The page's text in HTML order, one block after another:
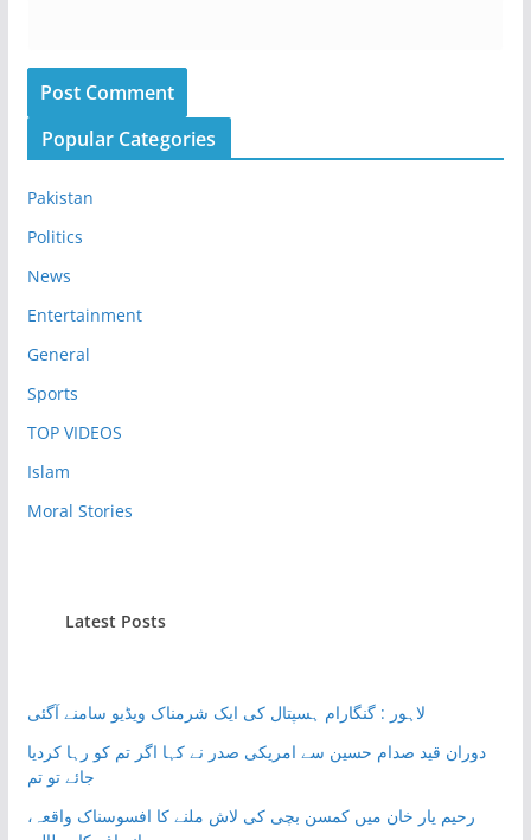
Popular Categories
Pakistan
Politics
News
Entertainment
General
Sports
TOP VIDEOS
Islam
Moral Stories
Latest Posts
لاہور : گنگارام ہسپتال کی ایک شرمناک ویڈیو سامنے آگئی
دوران قید صدام حسین سے امریکی صدر نے کہا اگر تم کو رہا کردیا
جائے تو تم
رحیم یار خان میں کمسن بچی کی لاش ملنے کا افسوسناک واقعہ،